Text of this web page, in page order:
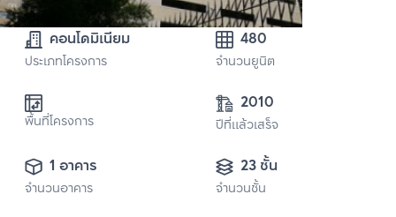
คอนโดมิเนียม
ประเภทโครงการ
480
จำนวนยูนิต
พื้นที่โครงการ
2010
ปีที่แล้วเสร็จ
1 อาคาร
จำนวนอาคาร
23 ชั้น
จำนวนชั้น